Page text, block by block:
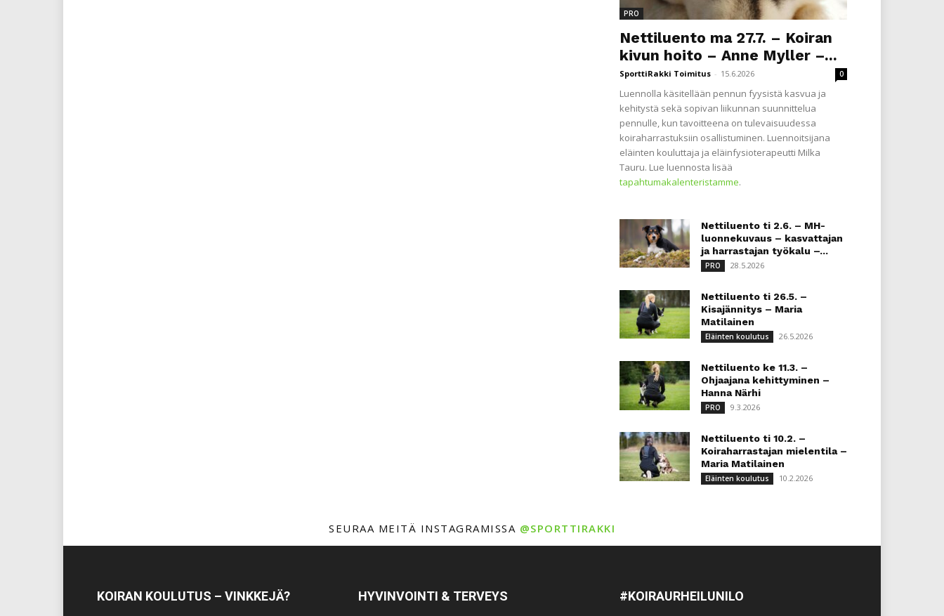
PRO
Nettiluento ma 27.7. – Koiran
kivun hoito – Anne Myller –...
SporttiRakki Toimitus - 15.6.2026 0
Luennolla käsitellään pennun fyysistä kasvua ja
kehitystä sekä sopivan liikunnan suunnittelua
pennulle, kun tavoitteena on tulevaisuudessa
koiraharrastuksiin osallistuminen. Luennoitsijana
eläinten kouluttaja ja eläinfysioterapeutti Milka
Tauru. Lue luennosta lisää
tapahtumakalenteristamme.
Nettiluento ti 2.6. – MH-
luonnekuvaus – kasvattajan
ja harrastajan työkalu –...
PRO 28.5.2026
Nettiluento ti 26.5. –
Kisajännitys – Maria
Matilainen
Eläinten koulutus 26.5.2026
Nettiluento ke 11.3. –
Ohjaajana kehittyminen –
Hanna Närhi
PRO 9.3.2026
Nettiluento ti 10.2. –
Koiraharrastajan mielentila –
Maria Matilainen
Eläinten koulutus 10.2.2026
SEURAA MEITÄ INSTAGRAMISSA @SPORTTIRAKKI
KOIRAN KOULUTUS – VINKKEJÄ? HYVINVOINTI & TERVEYS #KOIRAURHEILUNILO